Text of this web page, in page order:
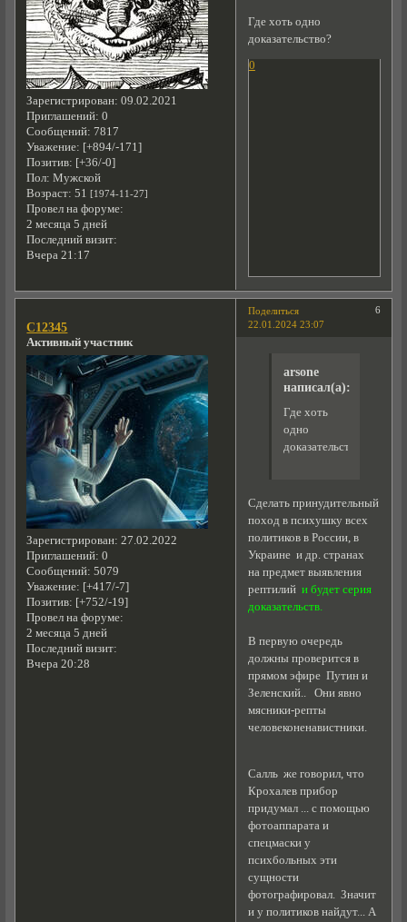
Зарегистрирован: 09.02.2021
Приглашений: 0
Сообщений: 7817
Уважение: [+894/-171]
Позитив: [+36/-0]
Пол: Мужской
Возраст: 51[1974-11-27]
Провел на форуме:
2 месяца 5 дней
Последний визит:
Вчера 21:17
Где хоть одно
доказательство?
0
Поделиться
6
22.01.2024 23:07
C12345
Активный участник
Зарегистрирован: 27.02.2022
Приглашений: 0
Сообщений: 5079
Уважение: [+417/-7]
Позитив: [+752/-19]
Провел на форуме:
2 месяца 5 дней
Последний визит:
Вчера 20:28
arsone
написал(а):
Где хоть
одно
доказательство?
Сделать принудительный
поход в психушку всех
политиков в России, в
Украине и др. странах
на предмет выявления
рептилий и будет серия
доказательств.
В первую очередь
должны проверится в
прямом эфире Путин и
Зеленский.. Они явно
мясники-репты
человеконенавистники.
Салль же говорил, что
Крохалев прибор
придумал ... с помощью
фотоаппарата и
спецмаски у
психбольных эти
сущности
фотографировал. Значит
и у политиков найдут... А